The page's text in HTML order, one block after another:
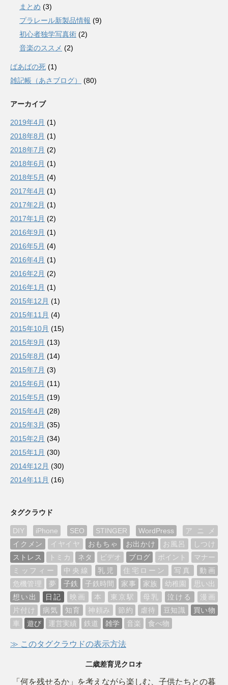
まとめ (3)
プラレール新製品情報 (9)
初心者独学写真術 (2)
音楽のススメ (2)
ばあばの死 (1)
雑記帳（あさブログ）
(80)
アーカイブ
2019年4月 (1)
2018年8月 (1)
2018年7月 (2)
2018年6月 (1)
2018年5月 (4)
2017年4月 (1)
2017年2月 (1)
2017年1月 (2)
2016年9月 (1)
2016年5月 (4)
2016年4月 (1)
2016年2月 (2)
2016年1月 (1)
2015年12月 (1)
2015年11月 (4)
2015年10月 (15)
2015年9月 (13)
2015年8月 (14)
2015年7月 (3)
2015年6月 (11)
2015年5月 (19)
2015年4月 (28)
2015年3月 (35)
2015年2月 (34)
2015年1月 (30)
2014年12月 (30)
2014年11月 (16)
タグクラウド
DIY iPhone SEO STINGER WordPress
アニメ
イクメン
イヤイヤ おもちゃ お出かけ お風呂
しつけ
ストレス
トミカ ネタ ビデオ ブログ ポイント
マナー
ミッフィー
中央線 乳児 住宅ローン 写真
動画
危機管理
夢 子鉄 子鉄時間 家事 家族 幼稚園
思い出
想い出
日記 映画 本 東京駅 母乳 泣ける
漫画
片付け
病気 知育 神頼み 節約 虐待 豆知識
買い物
車
遊び 運営実績 鉄道 雑学 音楽 食べ物
≫ このタグクラウドの表示方法
二歳差育児クロオ
「何を残せるか」を考えながら楽しむ、子供たちとの暮